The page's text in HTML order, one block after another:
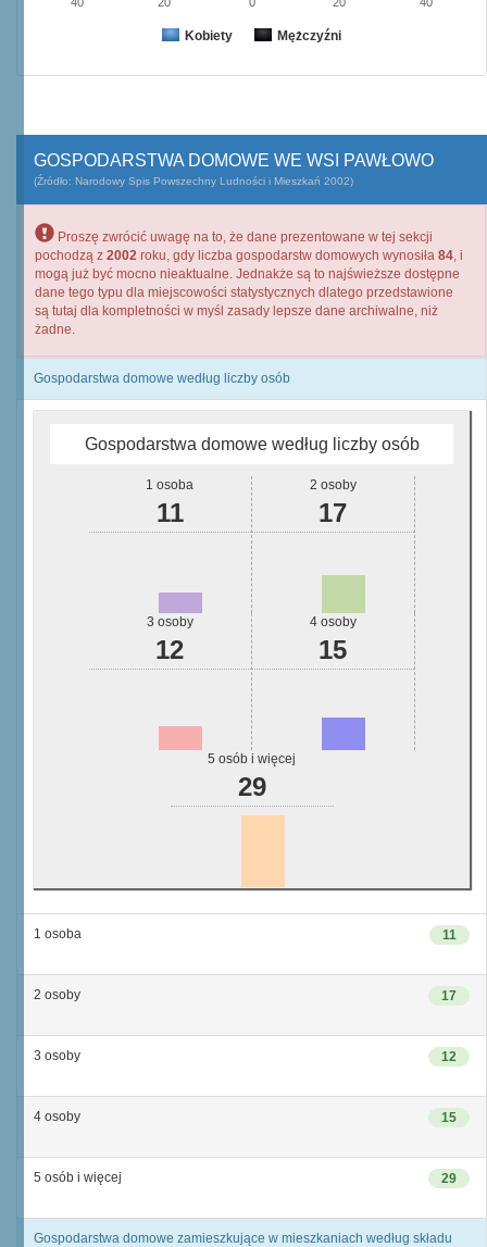
Kobiety Mężczyźni
GOSPODARSTWA DOMOWE WE WSI PAWŁOWO
(Źródło: Narodowy Spis Powszechny Ludności i Mieszkań 2002)
Proszę zwrócić uwagę na to, że dane prezentowane w tej sekcji
pochodzą z 2002 roku, gdy liczba gospodarstw domowych wynosiła 84, i
mogą już być mocno nieaktualne. Jednakże są to najświeższe dostępne
dane tego typu dla miejscowości statystycznych dlatego przedstawione
są tutaj dla kompletności w myśl zasady lepsze dane archiwalne, niż
żadne.
Gospodarstwa domowe według liczby osób
Gospodarstwa domowe według liczby osób
1 osoba
11
2 osoby
17
3 osoby
12
4 osoby
15
5 osób i więcej
29
11
1 osoba
17
2 osoby
12
3 osoby
15
4 osoby
29
5 osób i więcej
Gospodarstwa domowe zamieszkujące w mieszkaniach według składu